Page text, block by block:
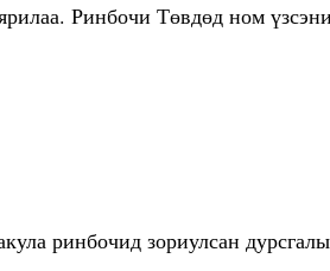
Ринбочи Төвдөд ном
ринбочид зориулсан